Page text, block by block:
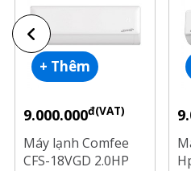
+ Thêm
9.000.000đ(VAT)
Máy lạnh Comfee
CFS-18VGD 2.0HP